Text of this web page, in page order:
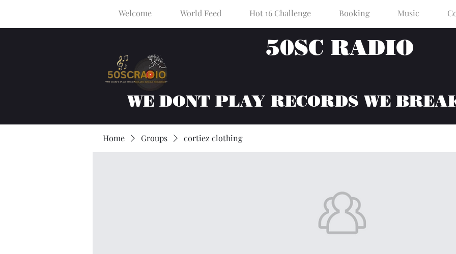
Welcome World Feed Hot 16 Challenge Booking Music
50SC RADIO
WE DONT PLAY RECORDS WE
Home Groups cortiez clothing